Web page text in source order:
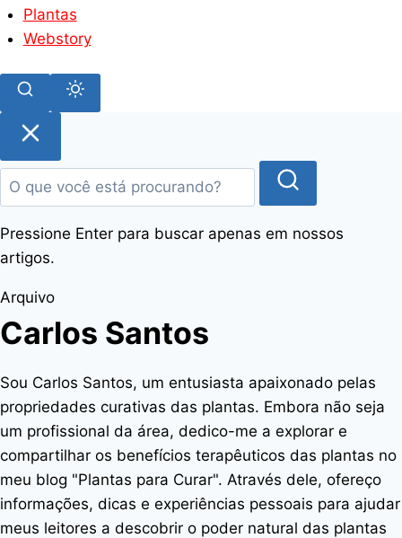
Plantas
Webstory
Pular
para
o
conteúdo
Pressione Enter para buscar apenas em nossos
artigos.
Arquivo
Carlos Santos
Sou Carlos Santos, um entusiasta apaixonado pelas
propriedades curativas das plantas. Embora não seja
um profissional da área, dedico-me a explorar e
compartilhar os benefícios terapêuticos das plantas no
meu blog "Plantas para Curar". Através dele, ofereço
informações, dicas e experiências pessoais para ajudar
meus leitores a descobrir o poder natural das plantas